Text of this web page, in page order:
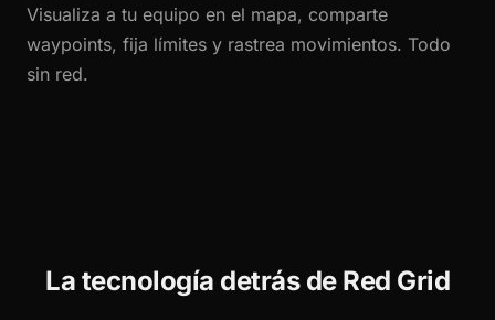
Visualiza a tu equipo en el mapa, comparte
waypoints, fija límites y rastrea movimientos. Todo
sin red.
La tecnología detrás de Red Grid